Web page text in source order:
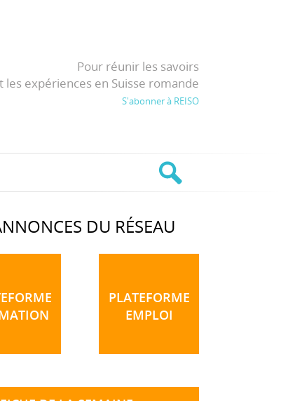
Pour réunir les savoirs
les expériences en Suisse romande
S'abonner à REISO
DU RÉSEAU
PLATEFORME
EMPLOI